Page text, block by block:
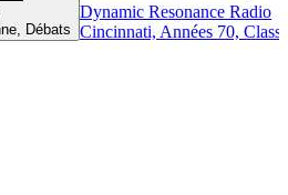
Débats
Dynamic Resonance Radio
Cincinnati, Années 70,